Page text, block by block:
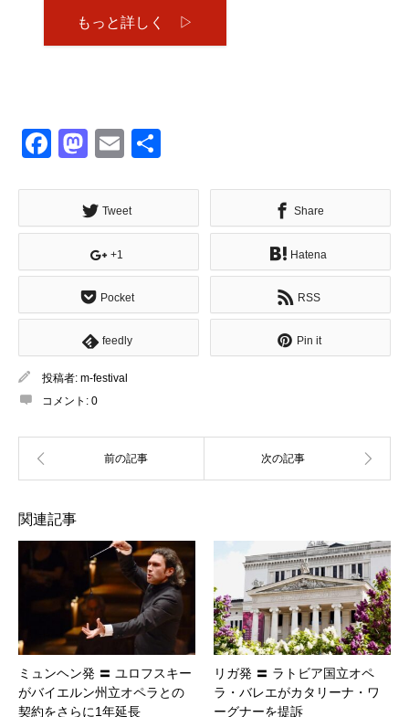
もっと詳しく ▷
Facebook
Mastodon
Email
Tweet Share
+1 Hatena
Pocket RSS
feedly Pin it
投稿者: m-festival
コメント: 0
関連記事
ミュンヘン発 〓 ユロフスキー
がバイエルン州立オペラとの
契約をさらに1年延長
リガ発 〓 ラトビア国立オペ
ラ・バレエがカタリーナ・ワ
ーグナーを提訴